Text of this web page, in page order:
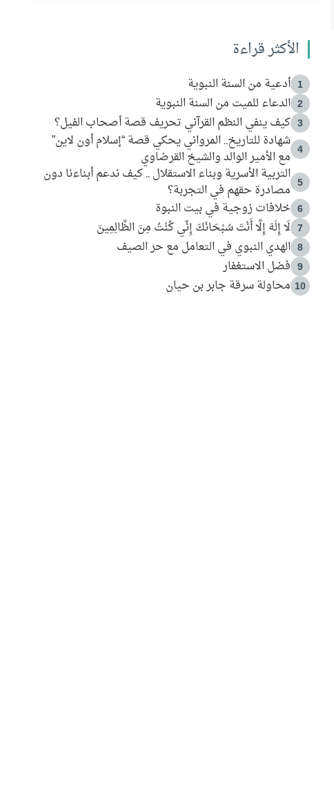
الأكثر قراءة
1 أدعية من السنة النبوية
2 الدعاء للميت من السنة النبوية
3 كيف ينفي النظم القرآني تحريف قصة أصحاب الفيل؟
4
شهادة للتاريخ.. المرواني يحكي قصة “إسلام أون لاين”
مع الأمير الوالد والشيخ القرضاوي
5
التربية الأسرية وبناء الاستقلال .. كيف ندعم أبناءنا دون
مصادرة حقهم في التجربة؟
6 خلافات زوجية في بيت النبوة
7 لَا إِلَهَ إِلَّا أَنْتَ سُبْحَانَكَ إِنِّي كُنْتُ مِنَ الظَّالِمِينَ
8 الهدي النبوي في التعامل مع حر الصيف
9 فضل الاستغفار
10 محاولة سرقة جابر بن حيان